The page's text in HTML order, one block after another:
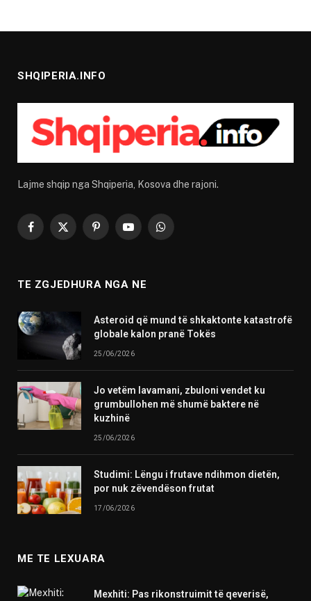
SHQIPERIA.INFO
Lajme shqip nga Shqiperia, Kosova dhe rajoni.
Facebook
X
PinterestYouTubeWhatsApp
TE ZGJEDHURA NGA NE
Asteroid që mund të shkaktonte katastrofë
globale kalon pranë Tokës
25/06/2026
Jo vetëm lavamani, zbuloni vendet ku
grumbullohen më shumë baktere në
kuzhinë
25/06/2026
Studimi: Lëngu i frutave ndihmon dietën,
por nuk zëvendëson frutat
17/06/2026
ME TE LEXUARA
Mexhiti: Pas rikonstruimit të qeverisë,